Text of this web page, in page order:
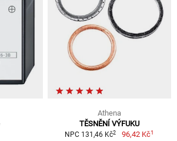
Athena
TĚSNĚNÍ VÝFUKU
NPC 131,46 Kč2 96,42 Kč1